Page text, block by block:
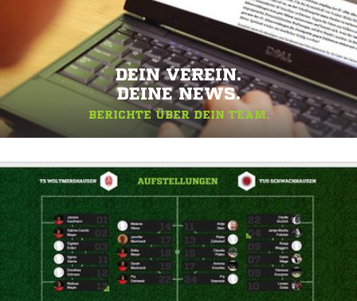
DEIN VEREIN.
DEINE NEWS.
BERICHTE ÜBER DEIN TEAM.